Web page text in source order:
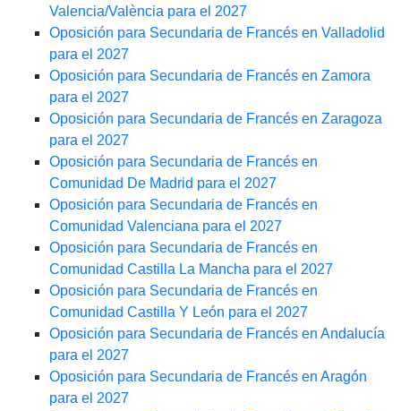
Valencia/València para el 2027
Oposición para Secundaria de Francés en Valladolid
para el 2027
Oposición para Secundaria de Francés en Zamora
para el 2027
Oposición para Secundaria de Francés en Zaragoza
para el 2027
Oposición para Secundaria de Francés en
Comunidad De Madrid para el 2027
Oposición para Secundaria de Francés en
Comunidad Valenciana para el 2027
Oposición para Secundaria de Francés en
Comunidad Castilla La Mancha para el 2027
Oposición para Secundaria de Francés en
Comunidad Castilla Y León para el 2027
Oposición para Secundaria de Francés en Andalucía
para el 2027
Oposición para Secundaria de Francés en Aragón
para el 2027